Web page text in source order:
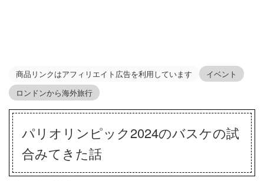
商品リンクはアフィリエイト広告を利用しています
イベント
ロンドンから海外旅行
パリオリンピック2024のバスケの試
合みてきた話